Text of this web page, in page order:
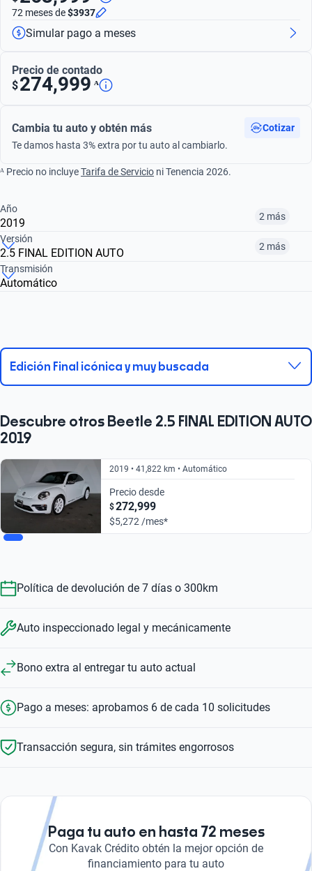
72 mesesde$3937
Simular pago a meses
Precio de contado
$274,999 ᴬ
Cambia tu auto y obtén más
Cotizar
Te damos hasta 3% extra por tu auto al cambiarlo.
ᴬ Precio no incluyeTarifa de Servicio ni Tenencia 2026.
Año
2019 2 más
¿Comparar versiones? → Pregúntale a KOPI
Versión
2.5 FINAL EDITION AUTO 2 más
¿Comparar versiones? → Pregúntale a KOPI
Transmisión
Automático
Edición Final icónica y muy buscada
Descubre otros Beetle 2.5 FINAL EDITION AUTO
2019
2019 • 41,822 km • Automático
Precio desde
$272,999
$5,272 /mes*
Política de devolución de 7 días o 300km
Auto inspeccionado legal y mecánicamente
Bono extra al entregar tu auto actual
Pago a meses: aprobamos 6 de cada 10 solicitudes
Transacción segura, sin trámites engorrosos
Paga tu auto en hasta 72 meses
Con Kavak Crédito obtén la mejor opción de
financiamiento para tu auto